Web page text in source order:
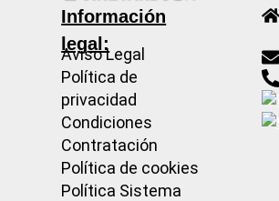
Información
legal:
Aviso Legal
Política de
privacidad
Condiciones
Contratación
Política de cookies
Política Sistema